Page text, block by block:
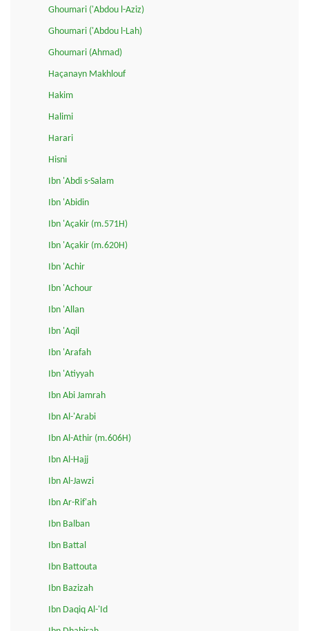
Ghoumari ('Abdou l-Aziz)
Ghoumari ('Abdou l-Lah)
Ghoumari (Ahmad)
Haçanayn Makhlouf
Hakim
Halimi
Harari
Hisni
Ibn 'Abdi s-Salam
Ibn 'Abidin
Ibn 'Açakir (m.571H)
Ibn 'Açakir (m.620H)
Ibn 'Achir
Ibn 'Achour
Ibn 'Allan
Ibn 'Aqil
Ibn 'Arafah
Ibn 'Atiyyah
Ibn Abi Jamrah
Ibn Al-'Arabi
Ibn Al-Athir (m.606H)
Ibn Al-Hajj
Ibn Al-Jawzi
Ibn Ar-Rif'ah
Ibn Balban
Ibn Battal
Ibn Battouta
Ibn Bazizah
Ibn Daqiq Al-'Id